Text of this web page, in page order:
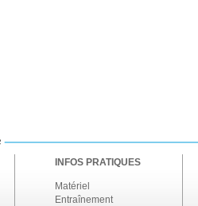
INFOS PRATIQUES
Matériel
Entraînement